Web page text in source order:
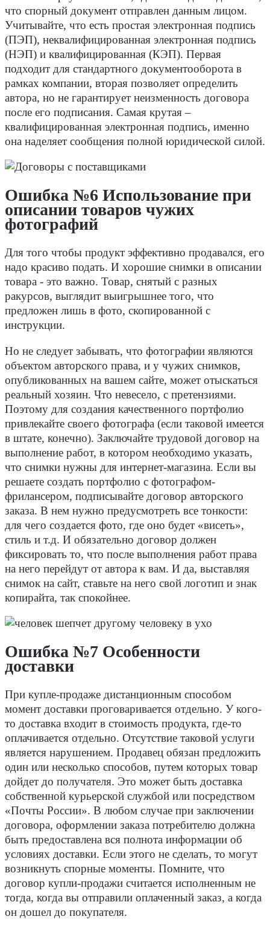
что спорный документ отправлен данным лицом.
Учитывайте, что есть простая электронная подпись
(ПЭП), неквалифицированная электронная подпись
(НЭП) и квалифицированная (КЭП). Первая
подходит для стандартного документооборота в
рамках компании, вторая позволяет определить
автора, но не гарантирует неизменность договора
после его подписания. Самая крутая –
квалифицированная электронная подпись, именно
она наделяет сообщения полной юридической силой.
Ошибка №6 Использование при
описании товаров чужих
фотографий
Для того чтобы продукт эффективно продавался, его
надо красиво подать. И хорошие снимки в описании
товара - это важно. Товар, снятый с разных
ракурсов, выглядит выигрышнее того, что
предложен лишь в фото, скопированной с
инструкции.
Но не следует забывать, что фотографии являются
объектом авторского права, и у чужих снимков,
опубликованных на вашем сайте, может отыскаться
реальный хозяин. Что невесело, с претензиями.
Поэтому для создания качественного портфолио
привлекайте своего фотографа (если таковой имеется
в штате, конечно). Заключайте трудовой договор на
выполнение работ, в котором необходимо указать,
что снимки нужны для интернет-магазина. Если вы
решаете создать портфолио с фотографом-
фрилансером, подписывайте договор авторского
заказа. В нем нужно предусмотреть все тонкости:
для чего создается фото, где оно будет «висеть»,
стиль и т.д. И обязательно договор должен
фиксировать то, что после выполнения работ права
на него перейдут от автора к вам. И да, выставляя
снимок на сайт, ставьте на него свой логотип и знак
копирайта, так спокойнее.
Ошибка №7 Особенности
доставки
При купле-продаже дистанционным способом
момент доставки проговаривается отдельно. У кого-
то доставка входит в стоимость продукта, где-то
оплачивается отдельно. Отсутствие таковой услуги
является нарушением. Продавец обязан предложить
один или несколько способов, путем которых товар
дойдет до получателя. Это может быть доставка
собственной курьерской службой или посредством
«Почты России». В любом случае при заключении
договора, оформлении заказа потребителю должна
быть предоставлена вся полнота информации об
условиях доставки. Если этого не сделать, то могут
возникнуть спорные моменты. Помните, что
договор купли-продажи считается исполненным не
тогда, когда вы отправили оплаченный заказ, а когда
он дошел до покупателя.